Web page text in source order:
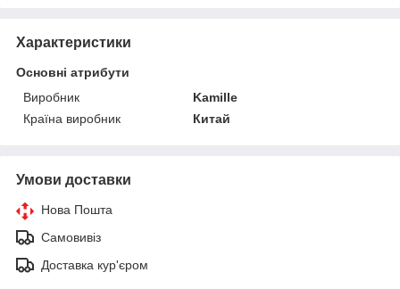
Характеристики
Основні атрибути
Виробник
Kamille
Країна виробник
Китай
Умови доставки
Нова Пошта
Самовивіз
Доставка кур'єром